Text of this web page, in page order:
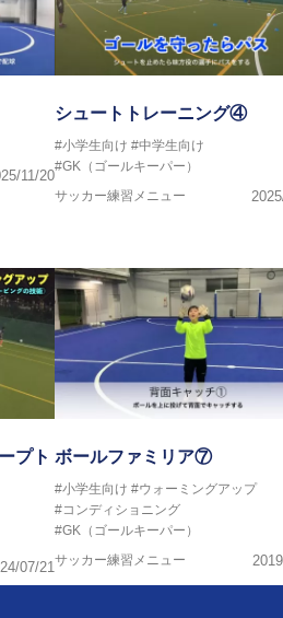
11/20
シュートトレーニング④
#小学生向け #中学生向け
#GK（ゴールキーパー）
サッカー練習メニュー
プト
07/21
ボールファミリア⑦
#小学生向け #ウォーミングアップ
#コンディショニング
#GK（ゴールキーパー）
サッカー練習メニュー